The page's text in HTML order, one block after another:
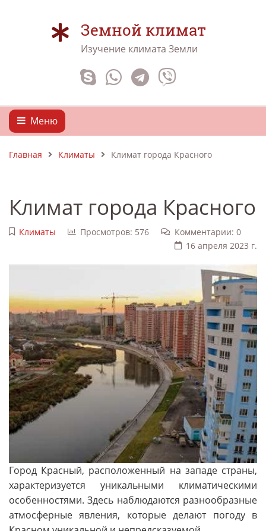
Земной климат
Изучение климата Земли
Меню
Главная Климаты Климат города Красного
Климат города Красного
Климаты Просмотров: 576
Комментарии: 0
16 апреля 2023 г.
Город Красный, расположенный на западе страны,
характеризуется уникальными климатическими
особенностями. Здесь наблюдаются разнообразные
атмосферные явления, которые делают погоду в